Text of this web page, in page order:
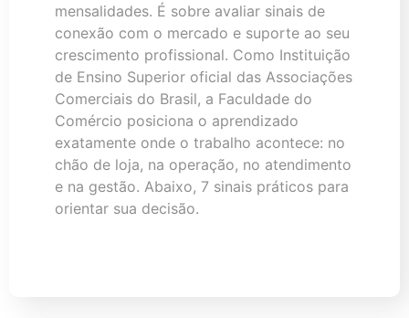
mensalidades. É sobre avaliar sinais de
conexão com o mercado e suporte ao seu
crescimento profissional. Como Instituição
de Ensino Superior oficial das Associações
Comerciais do Brasil, a Faculdade do
Comércio posiciona o aprendizado
exatamente onde o trabalho acontece: no
chão de loja, na operação, no atendimento
e na gestão. Abaixo, 7 sinais práticos para
orientar sua decisão.